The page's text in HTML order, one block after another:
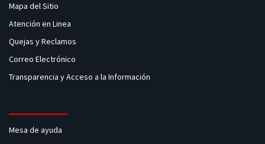
Mapa del Sitio
Atención en Linea
Quejas y Reclamos
Correo Electrónico
Transparencia y Acceso a la Información
Mesa de ayuda